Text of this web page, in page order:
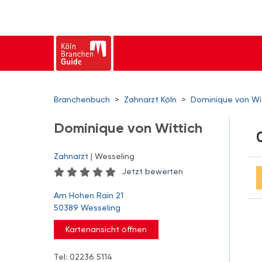
Branchenbuch > Zahnarzt Köln > Dominique von
Dominique von Wittich
Zahnarzt | Wesseling
Jetzt bewerten
Am Hohen Rain 21
50389 Wesseling
Kartenansicht öffnen
Tel: 02236 5114